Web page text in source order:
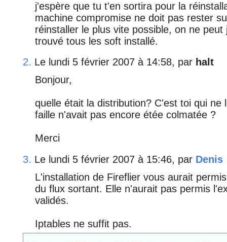
j'espère que tu t'en sortira pour la
machine compromise ne doit pas rester
réinstaller le plus vite possible, on ne
trouvé tous les soft installé.
2. Le lundi 5 février 2007 à 14:58, par halt
Bonjour,
quelle était la distribution? C'est toi qui ne
faille n'avait pas encore étée colmatée ?
Merci
3. Le lundi 5 février 2007 à 15:46, par Denis
L'installation de Fireflier vous aurait
du flux sortant. Elle n'aurait pas permis
validés.
Iptables ne suffit pas.